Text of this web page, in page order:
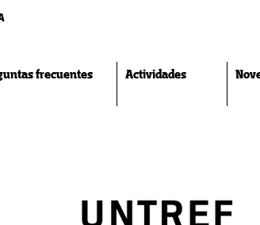
frecuentes Actividades